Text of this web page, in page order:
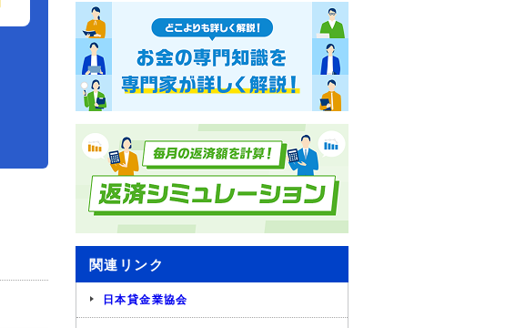
関連リンク
日本貸金業協会